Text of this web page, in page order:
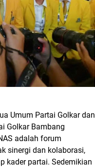
Umum Partai Golkar dan
Golkar Bambang
adalah forum
sinergi dan kolaborasi,
kader partai. Sedemikian